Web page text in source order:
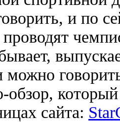
и по
проводят
можно
обзор,
сайта: